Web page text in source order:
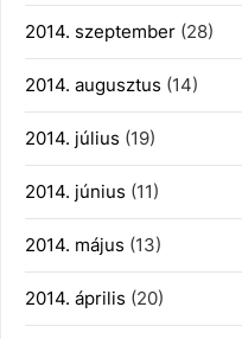
2014. szeptember (28)
2014. augusztus (14)
2014. július (19)
2014. június (11)
2014. május (13)
2014. április (20)